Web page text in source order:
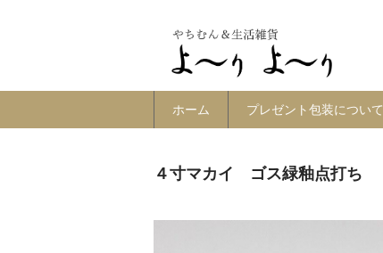
ホーム プレゼント包装について
４寸マカイ ゴス緑釉点打ち